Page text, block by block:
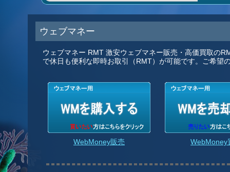
ウェブマネー
ウェブマネー RMT 激安ウェブマネー販売・高価買取の
で休日も便利な即時お取引（RMT）が可能です。ご希望
WebMoney販売 WebMoney